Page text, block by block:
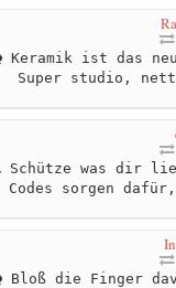
Keramik ist das
Super studio,
Schütze was dir
Codes sorgen
Bloß die Finger